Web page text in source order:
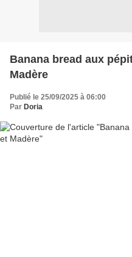
Banana bread aux
Madère
Publié le 25/09/2025 à 06:00
Par Doria